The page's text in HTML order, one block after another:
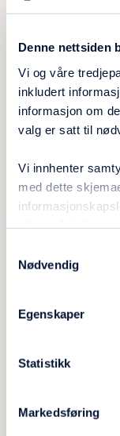
Denne nettsiden
Vi og våre
inkludert
informasjon om
valg er satt til
Vi innhenter
med dette
Nødvendig
Egenskaper
Statistikk
Markedsføring
i fjor bikket
Utvalget i
funnet seg et